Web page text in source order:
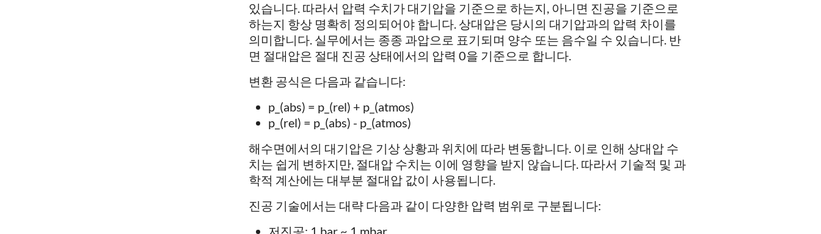
있습니다. 따라서 압력 수치가 대기압을 기준으로 하는지, 아니면 진공을 기준으로
하는지 항상 명확히 정의되어야 합니다. 상대압은 당시의 대기압과의 압력 차이를
의미합니다. 실무에서는 종종 과압으로 표기되며 양수 또는 음수일 수 있습니다. 반
면 절대압은 절대 진공 상태에서의 압력 0을 기준으로 합니다.
변환 공식은 다음과 같습니다:
p_(abs) = p_(rel) + p_(atmos)
p_(rel) = p_(abs) - p_(atmos)
해수면에서의 대기압은 기상 상황과 위치에 따라 변동합니다. 이로 인해 상대압 수
치는 쉽게 변하지만, 절대압 수치는 이에 영향을 받지 않습니다. 따라서 기술적 및 과
학적 계산에는 대부분 절대압 값이 사용됩니다.
진공 기술에서는 대략 다음과 같이 다양한 압력 범위로 구분됩니다:
저진공: 1 bar ~ 1 mbar